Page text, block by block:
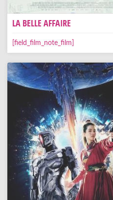
LA BELLE AFFAIRE
[field_film_note_film]